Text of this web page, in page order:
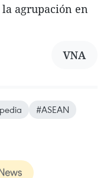
agrupación en
VNA
#ASEAN